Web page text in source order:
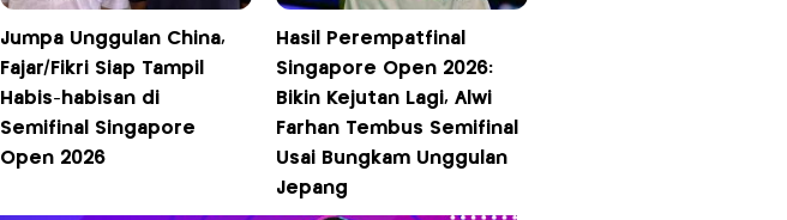
Jumpa Unggulan China,
Fajar/Fikri Siap Tampil
Habis-habisan di
Semifinal Singapore
Open 2026
Hasil Perempatfinal
Singapore Open 2026:
Bikin Kejutan Lagi, Alwi
Farhan Tembus Semifinal
Usai Bungkam Unggulan
Jepang